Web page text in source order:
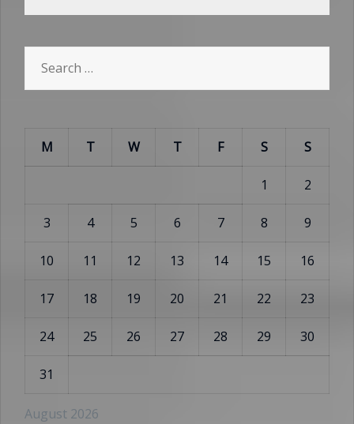
for:
August 2026
M T W T F S S
1 2
3 4 5 6 7 8 9
10 11 12 13 14 15 16
17 18 19 20 21 22 23
24 25 26 27 28 29 30
31